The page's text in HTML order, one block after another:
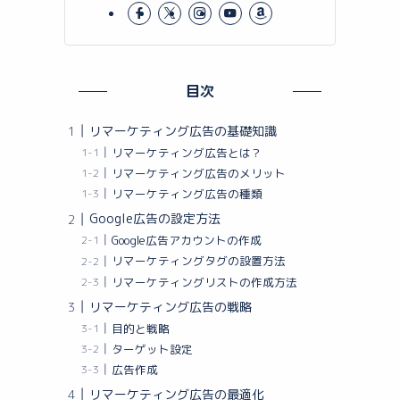
目次
リマーケティング広告の基礎知識
リマーケティング広告とは？
リマーケティング広告のメリット
リマーケティング広告の種類
Google広告の設定方法
Google広告アカウントの作成
リマーケティングタグの設置方法
リマーケティングリストの作成方法
リマーケティング広告の戦略
目的と戦略
ターゲット設定
広告作成
リマーケティング広告の最適化